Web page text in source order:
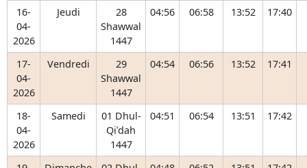
16-
04-
2026
Jeudi
28
Shawwal
1447
04:56 06:58 13:52 17:40
17-
04-
2026
Vendredi
29
Shawwal
1447
04:54 06:56 13:52 17:41
18-
04-
2026
Samedi
01 Dhul-
Qiʿdah
1447
04:51 06:54 13:51 17:42